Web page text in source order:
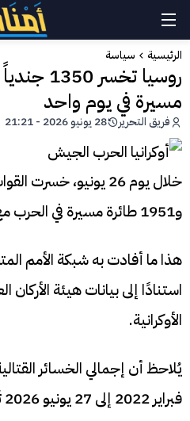
الرئيسية سياسة
مسيرة في يوم واحد
فريق التحرير 28 يونيو 2026 - 21:21
و1951 طائرة مسيرة في الحرب مع أوكرانيا.
هذا ما أفادت به شبكة الأمم
استنادًا إلى بيانات هيئة
الأوكرانية.
فبراير 2022 إلى 27 يونيو 2026 تُقدّر تقريبًا بما يلي: